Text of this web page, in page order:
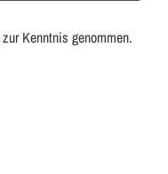
zur Kenntnis genommen.